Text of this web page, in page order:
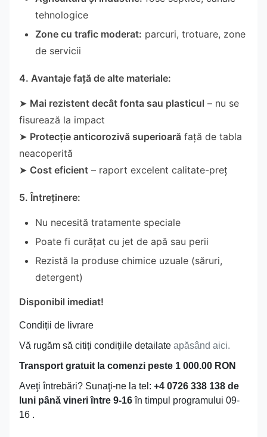
tehnologice
Zone cu trafic moderat: parcuri, trotuare, zone
de servicii
4. Avantaje față de alte materiale:
➤ Mai rezistent decât fonta sau plasticul – nu se
fisurează la impact
➤ Protecție anticorozivă superioară față de tabla
neacoperită
➤ Cost eficient – raport excelent calitate-preț
5. Întreținere:
Nu necesită tratamente speciale
Poate fi curățat cu jet de apă sau perii
Rezistă la produse chimice uzuale (săruri,
detergent)
Disponibil imediat!
Condiții de livrare
Vă rugăm să citiți condițiile detailate apăsând aici.
Transport gratuit la comenzi peste 1 000.00 RON
Aveţi întrebări? Sunaţi-ne la tel: +4 0726 338 138 de
luni până vineri între 9-16în timpul programului 09-
16 .